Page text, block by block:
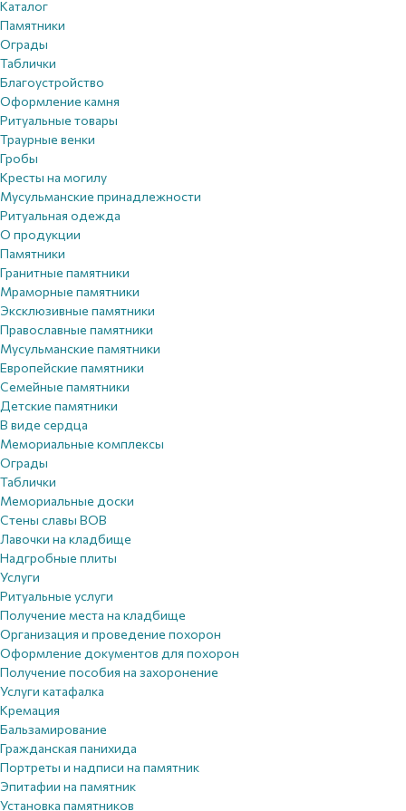
Каталог
Памятники
Ограды
Таблички
Благоустройствo
Оформление камня
Ритуальные товары
Траурные венки
Гробы
Кресты на могилу
Мусульманские принадлежности
Ритуальная одежда
О продукции
Памятники
Гранитные памятники
Мраморные памятники
Эксклюзивные памятники
Православные памятники
Мусульманские памятники
Европейские памятники
Семейные памятники
Детские памятники
В виде сердца
Мемориальные комплексы
Ограды
Таблички
Мемориальные доски
Стены славы ВОВ
Лавочки на кладбище
Надгробные плиты
Услуги
Ритуальные услуги
Получение места на кладбище
Организация и проведение похорон
Оформление документов для похорон
Получение пособия на захоронение
Услуги катафалка
Кремация
Бальзамирование
Гражданская панихида
Портреты и надписи на памятник
Эпитафии на памятник
Установка памятников